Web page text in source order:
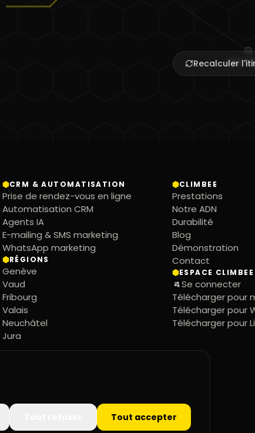
Tout accepter
Sites
Recalculer
CRM & AUTOMATISATION
Prise de rendez-vous en ligne
Automatisation CRM
Agents IA
E-mailing & SMS marketing
WhatsApp marketing
RÉGIONS
Genève
Vaud
Fribourg
Valais
Neuchâtel
Jura
CLIMBEE
Prestations
Notre ADN
Durabilité
Blog
Démonstration
Contact
ESPACE CLIMBEE
Se connecter
Télécharger pour
Télécharger pour
Télécharger pour